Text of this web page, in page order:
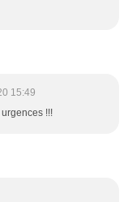
15:49
!!!